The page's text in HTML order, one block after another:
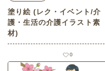
塗り絵 (レク・イベント/介
護・生活の介護イラスト素
材)
0